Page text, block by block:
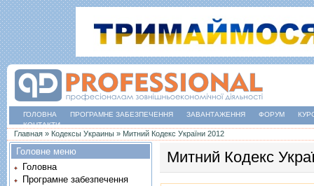
ГОЛОВНА ПРОГРАМНЕ ЗАБЕЗПЕЧЕННЯ ЗАВАНТАЖЕННЯ ФОРУМ
КОНТАКТИ
Ви є тут
Главная » Кодексы Украины » Митний Кодекс України 2012
Митний Кодекс
Головне меню
Головна
Програмне забезпечення